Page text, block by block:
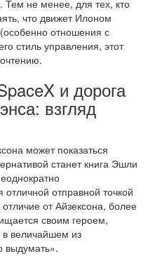
Тем не менее, для тех, кто
что движет Илоном
отношения с
стиль управления, этот
и дорога
взгляд
может показаться
станет книга Эшли
отправной точкой
от Айзексона, более
своим героем,
величайшем из
выдумать».